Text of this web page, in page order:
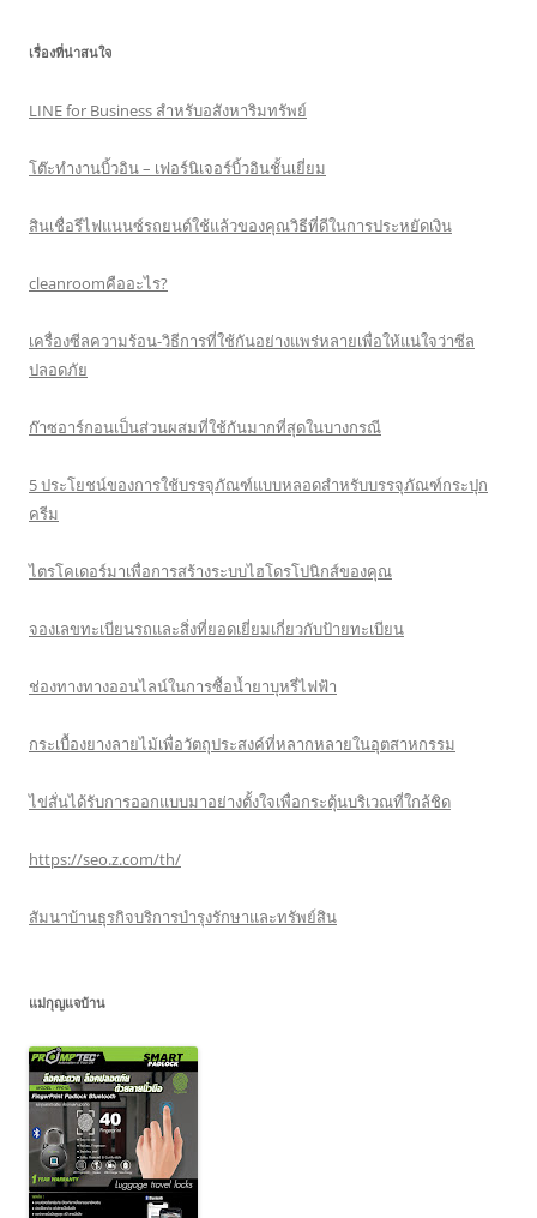
เรื่องที่น่าสนใจ
LINE for Business สำหรับอสังหาริมทรัพย์
โต๊ะทำงานบิ้วอิน – เฟอร์นิเจอร์บิ้วอินชั้นเยี่ยม
สินเชื่อรีไฟแนนซ์รถยนต์ใช้แล้วของคุณวิธีที่ดีในการประหยัดเงิน
cleanroomคืออะไร?
เครื่องซีลความร้อน-วิธีการที่ใช้กันอย่างแพร่หลายเพื่อให้แน่ใจว่าซีล
ปลอดภัย
ก๊าซอาร์กอนเป็นส่วนผสมที่ใช้กันมากที่สุดในบางกรณี
5 ประโยชน์ของการใช้บรรจุภัณฑ์แบบหลอดสำหรับบรรจุภัณฑ์กระปุก
ครีม
ไตรโคเดอร์มาเพื่อการสร้างระบบไฮโดรโปนิกส์ของคุณ
จองเลขทะเบียนรถและสิ่งที่ยอดเยี่ยมเกี่ยวกับป้ายทะเบียน
ช่องทางทางออนไลน์ในการซื้อน้ำยาบุหรี่ไฟฟ้า
กระเบื้องยางลายไม้เพื่อวัตถุประสงค์ที่หลากหลายในอุตสาหกรรม
ไข่สั่นได้รับการออกแบบมาอย่างตั้งใจเพื่อกระตุ้นบริเวณที่ใกล้ชิด
https://seo.z.com/th/
สัมนาบ้านธุรกิจบริการบำรุงรักษาและทรัพย์สิน
แม่กุญแจบ้าน